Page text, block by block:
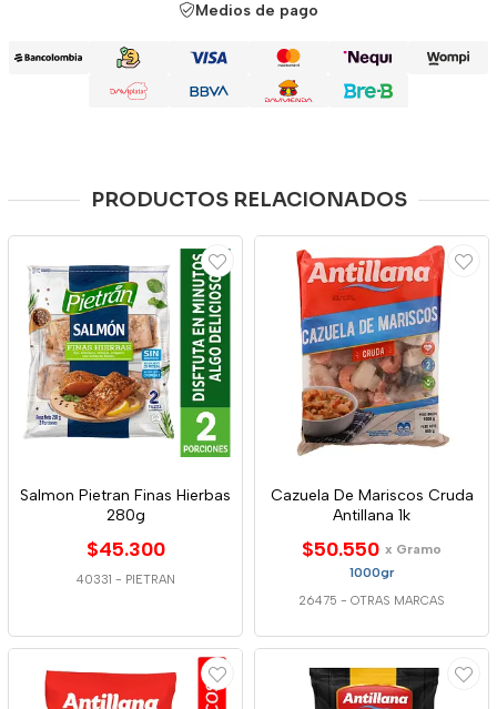
Medios de pago
PRODUCTOS RELACIONADOS
Salmon Pietran Finas Hierbas
280g
$45.300
40331 - PIETRAN
Cazuela De Mariscos Cruda
Antillana 1k
$50.550 x Gramo
1000gr
26475 - OTRAS MARCAS